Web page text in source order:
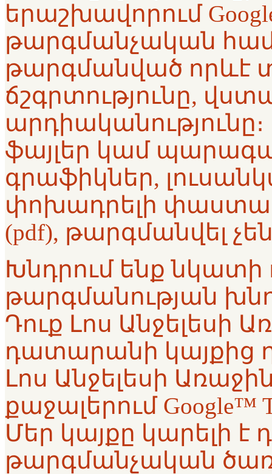
երաշխավորում
թարգմանչական
թարգմանված որևէ
ճշգրտությունը,
ֆայլեր կամ
գրաֆիկներ,
փոխադրելի
(pdf), թարգմանվել
Խնդրում ենք նկատի
թարգմանության
Դուք Լոս Անջելեսի
դատարանի կայքից
Լոս Անջելեսի
քաջալերում Google™
Մեր կայքը կարելի է
թարգմանչական